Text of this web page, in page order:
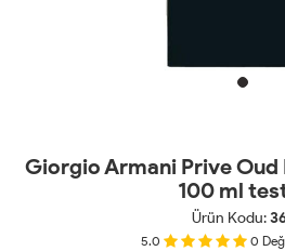
Giorgio Armani Prive Oud
100 ml
Ürün Kodu:
5.0 0